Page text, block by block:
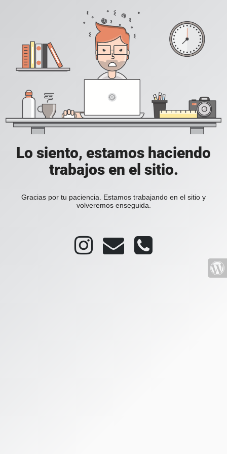
Lo siento, estamos haciendo
trabajos en el sitio.
Gracias por tu paciencia. Estamos trabajando en el sitio y
volveremos enseguida.